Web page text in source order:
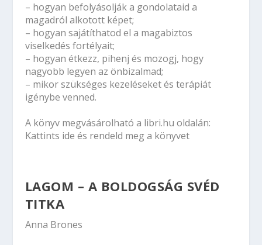
– hogyan befolyásolják a gondolataid a
magadról alkotott képet;
– hogyan sajátíthatod el a magabiztos
viselkedés fortélyait;
– hogyan étkezz, pihenj és mozogj, hogy
nagyobb legyen az önbizalmad;
– mikor szükséges kezeléseket és terápiát
igénybe venned.
A könyv megvásárolható a libri.hu oldalán:
Kattints ide és rendeld meg a könyvet
LAGOM – A BOLDOGSÁG SVÉD
TITKA
Anna Brones